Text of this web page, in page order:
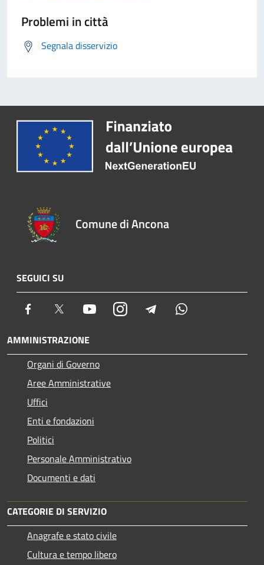
Problemi in città
Segnala disservizio
Comune di Ancona
SEGUICI SU
Facebook Twitter YoutubeInstagram Telegram
AMMINISTRAZIONE
Organi di Governo
Aree Amministrative
Uffici
Enti e fondazioni
Politici
Personale Amministrativo
Documenti e dati
CATEGORIE DI SERVIZIO
Anagrafe e stato civile
Cultura e tempo libero